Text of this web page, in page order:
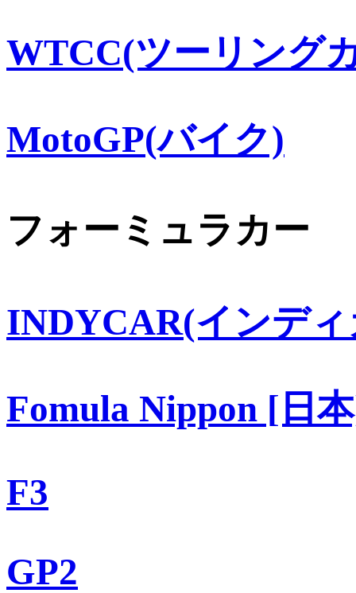
WTCC(ツーリング
MotoGP(バイク)
フォーミュラカー
INDYCAR(インデ
Fomula Nippon [日
F3
GP2